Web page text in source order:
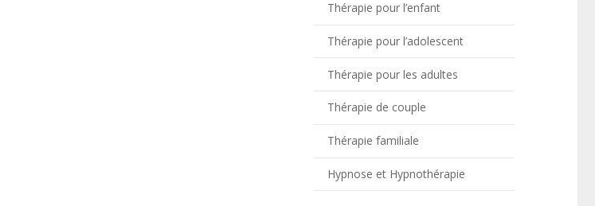
Thérapie pour l’enfant
Thérapie pour l’adolescent
Thérapie pour les adultes
Thérapie de couple
Thérapie familiale
Hypnose et Hypnothérapie